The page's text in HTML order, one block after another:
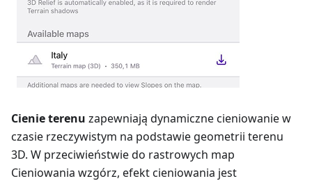
Cienie terenu zapewniają dynamiczne cieniowanie w
czasie rzeczywistym na podstawie geometrii terenu
3D. W przeciwieństwie do rastrowych map
Cieniowania wzgórz, efekt cieniowania jest